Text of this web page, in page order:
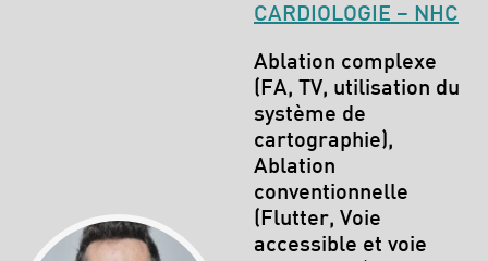
CARDIOLOGIE – NHC
Spécialités :
Ablation complexe
(FA, TV, utilisation du
système de
cartographie),
Ablation
conventionnelle
(Flutter, Voie
accessible et voie